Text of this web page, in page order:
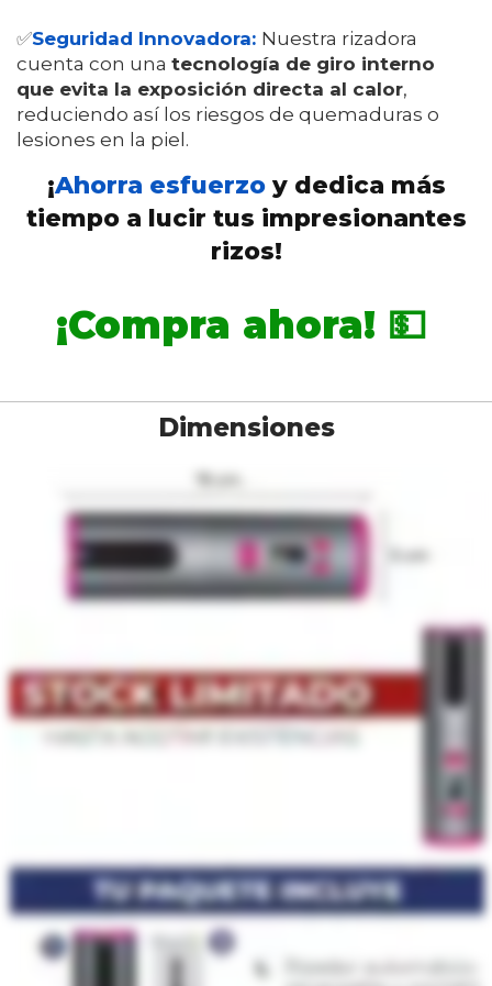
✅Seguridad Innovadora: Nuestra rizadora
cuenta con una tecnología de giro interno
que evita la exposición directa al calor,
reduciendo así los riesgos de quemaduras o
lesiones en la piel.
¡Ahorra esfuerzoy dedica más
tiempo a lucir tus impresionantes
rizos!
¡Compra ahora! 💵
Dimensiones